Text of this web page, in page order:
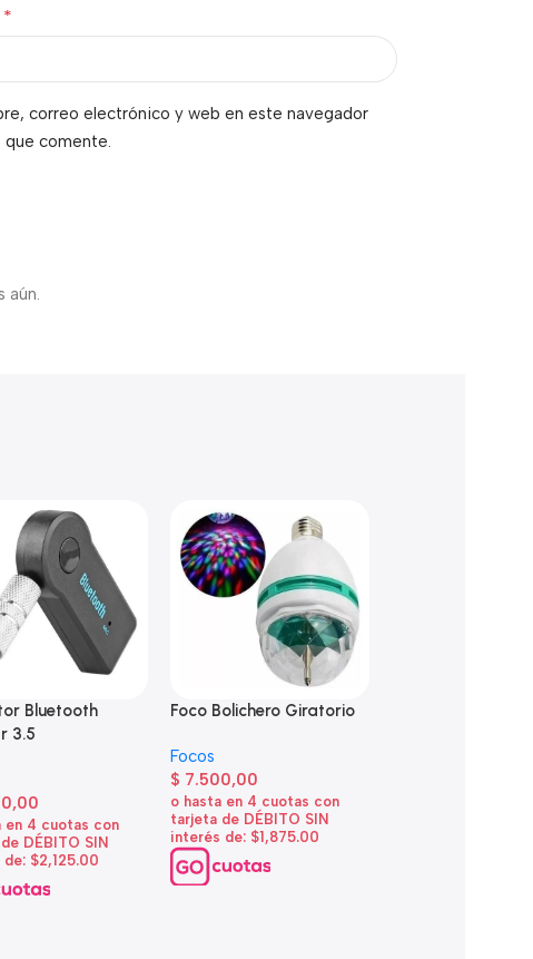
aún.
*
correo electrónico y web en este navegador
que comente.
Bluetooth
3.5
en 4 cuotas con
DÉBITO SIN
$2,125.00
Foco Bolichero Giratorio
Focos
$ 7.500,00
o hasta en 4 cuotas con
tarjeta de DÉBITO SIN
interés de: $1,875.00